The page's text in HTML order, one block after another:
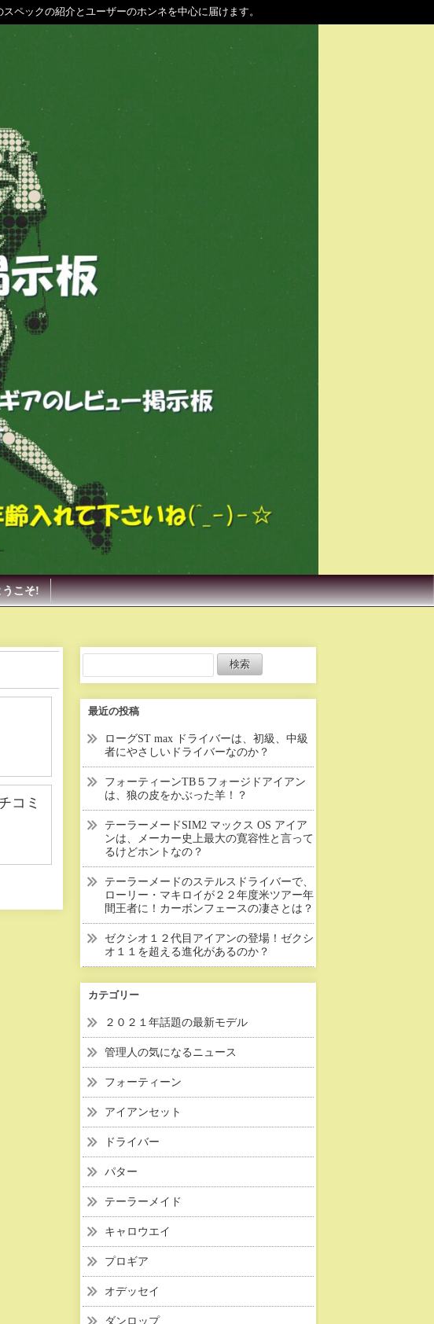
ペックの紹介とユーザーのホンネを中心に届けます。
こそ!
コミ
最近の投稿
ローグST max ドライバーは、初級、中級
者にやさしいドライバーなのか？
フォーティーンTB５フォージドアイアン
は、狼の皮をかぶった羊！？
テーラーメードSIM2 マックス OS アイア
ンは、メーカー史上最大の寛容性と言って
るけどホントなの？
テーラーメードのステルスドライバーで、
ローリー・マキロイが２２年度米ツアー年
間王者に！カーボンフェースの凄さとは？
ゼクシオ１２代目アイアンの登場！ゼクシ
オ１１を超える進化があるのか？
カテゴリー
２０２１年話題の最新モデル
管理人の気になるニュース
フォーティーン
アイアンセット
ドライバー
パター
テーラーメイド
キャロウエイ
プロギア
オデッセイ
ダンロップ